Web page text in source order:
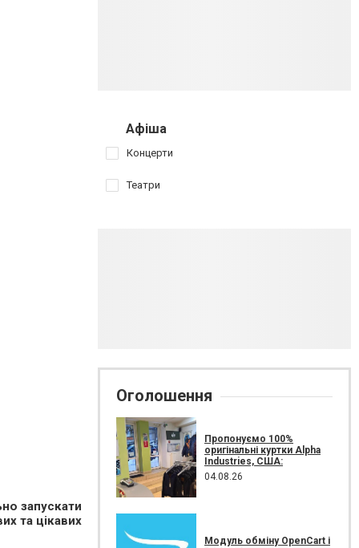
запускати
та цікавих
Афіша
Концерти
Театри
Оголошення
Пропонуємо 100%
оригінальні куртки Alpha
Industries, США:
04.08.26
Модуль обміну OpenCart і